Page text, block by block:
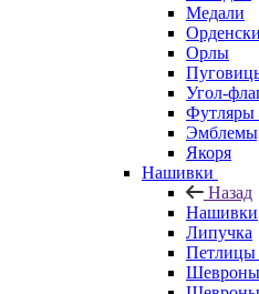
Медали
Орлы
Угол-
Футляры
Якоря
Нашивки
Назад
Нашивки
Липучка